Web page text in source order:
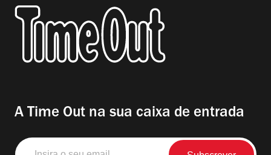
A Time Out na sua caixa de entrada
Insira